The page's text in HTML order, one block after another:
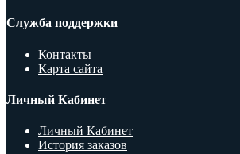
Служба поддержки
Контакты
Карта сайта
Личный Кабинет
Личный Кабинет
История заказов